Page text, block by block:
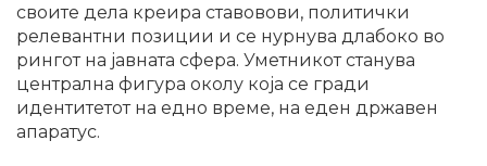
своите дела креира ставовови, политички
релевантни позиции и се нурнува длабоко во
рингот на јавната сфера. Уметникот станува
централна фигура околу која се гради
идентитетот на едно време, на еден државен
апаратус.